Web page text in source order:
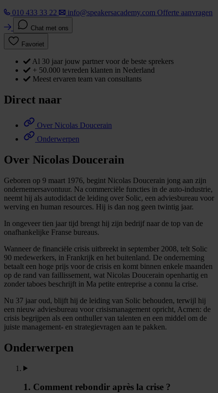
010 433 33 22
info@speakersacademy.com Offerte aanvragen
Chat met ons
Favoriet
Al 30 jaar jouw partner voor de beste sprekers
+ 50.000 tevreden klanten in Nederland
Meest ervaren team van consultants
Direct naar
Over Nicolas Doucerain
Onderwerpen
Over Nicolas Doucerain
Geboren op 9 maart 1976, begint Nicolas Doucerain jong aan zijn
ondernemersavontuur. Na commerciële functies in de auto-industrie,
neemt hij als autodidact de leiding over Solic, een adviesbureau voor
werving en human resources. Hij is dan nog geen twintig jaar.
In ongeveer tien jaar tijd brengt hij zijn bedrijf naar de top van de
onafhankelijke Franse bureaus.
Wanneer de financiële crisis uitbreekt in september 2008, telt Solic
90 medewerkers, in Frankrijk en het buitenland. De onderneming
betaalt een hoge prijs voor de crisis en komt binnen enkele maanden
op de rand van faillissement, wat Nicolas Doucerain openhartig en
zonder taboes beschrijft in Ma petite entreprise a connu la crise.
Nu 37 jaar oud, blijft hij de leiding van Solic behouden, terwijl hij
een nieuw adviesbureau voor crisismanagement opricht, Acmen: de
crisis begrijpen als een onthuller van talenten en een middel om de
juiste management- en strategievragen aan te pakken.
Onderwerpen
1. Comment rebondir après la crise ?